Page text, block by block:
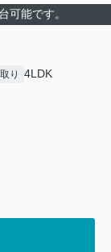
可能です。
り 4LDK